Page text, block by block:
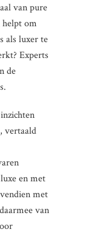
van pure
helpt om
als luxer te
Experts
de
vertaald
en met
met
van